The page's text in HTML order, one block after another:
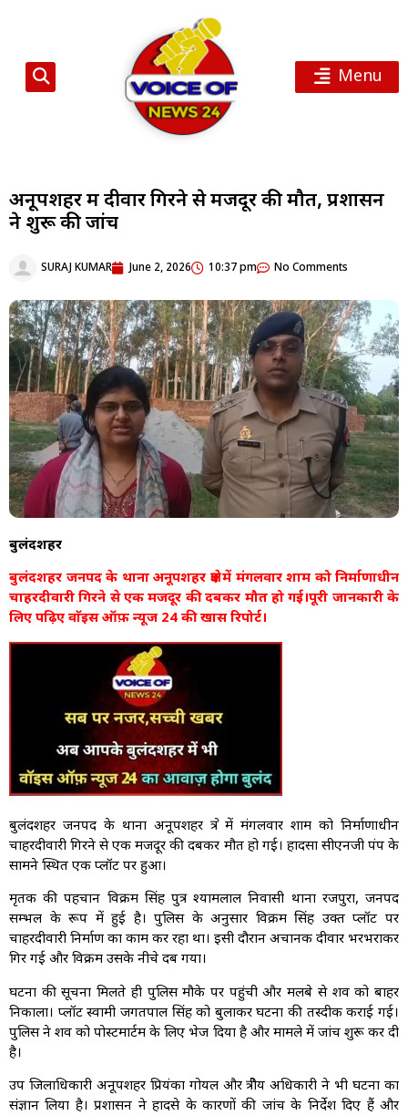
Menu
अनूपशहर में दीवार गिरने से मजदूर की मौत, प्रशासन
ने शुरू की जांच
SURAJ KUMAR June 2, 2026 10:37 pm No Comments
बुलंदशहर
बुलंदशहर जनपद के थाना अनूपशहर क्षेत्र में मंगलवार शाम को निर्माणाधीन
चाहरदीवारी गिरने से एक मजदूर की दबकर मौत हो गई।पूरी जानकारी के
लिए पढ़िए वाॅइस ऑफ़ न्यूज 24 की खास रिपोर्ट।
बुलंदशहर जनपद के थाना अनूपशहर क्षेत्र में मंगलवार शाम को निर्माणाधीन
चाहरदीवारी गिरने से एक मजदूर की दबकर मौत हो गई। हादसा सीएनजी पंप के
सामने स्थित एक प्लॉट पर हुआ।
मृतक की पहचान विक्रम सिंह पुत्र श्यामलाल निवासी थाना रजपुरा, जनपद
सम्भल के रूप में हुई है। पुलिस के अनुसार विक्रम सिंह उक्त प्लॉट पर
चाहरदीवारी निर्माण का काम कर रहा था। इसी दौरान अचानक दीवार भरभराकर
गिर गई और विक्रम उसके नीचे दब गया।
घटना की सूचना मिलते ही पुलिस मौके पर पहुंची और मलबे से शव को बाहर
निकाला। प्लॉट स्वामी जगतपाल सिंह को बुलाकर घटना की तस्दीक कराई गई।
पुलिस ने शव को पोस्टमार्टम के लिए भेज दिया है और मामले में जांच शुरू कर दी
है।
उप जिलाधिकारी अनूपशहर प्रियंका गोयल और क्षेत्रीय अधिकारी ने भी घटना का
संज्ञान लिया है। प्रशासन ने हादसे के कारणों की जांच के निर्देश दिए हैं और